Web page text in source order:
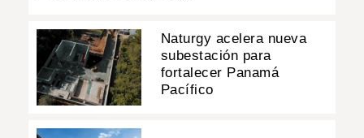
Naturgy acelera nueva
subestación para
fortalecer Panamá
Pacífico